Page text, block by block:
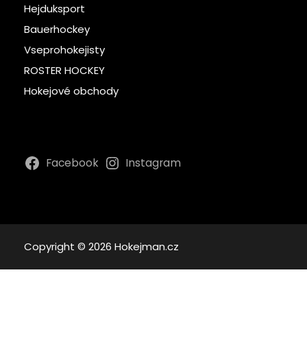
Hejduksport
Bauerhockey
Vseprohokejisty
ROSTER HOCKEY
Hokejové obchody
Facebook Instagram
Copyright © 2026 Hokejman.cz